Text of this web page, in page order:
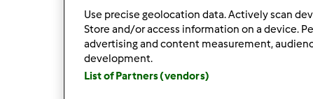
Use precise geolocation data. Actively scan
Store and/or access information on a device.
advertising and content measurement,
development.
List of Partners (vendors)